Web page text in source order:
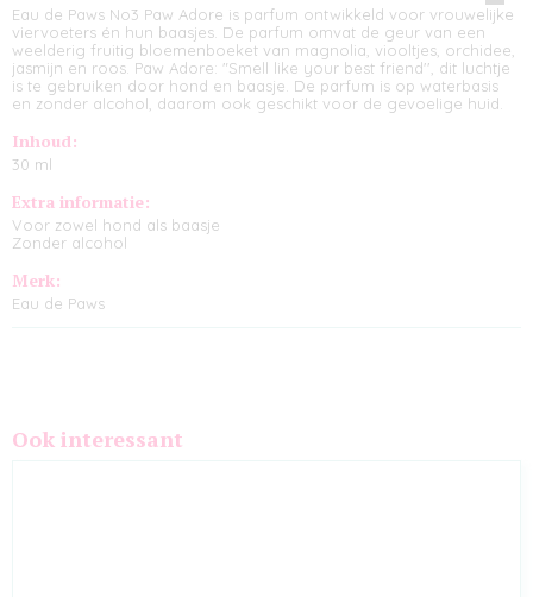
Eau de Paws No3 Paw Adore is parfum ontwikkeld voor vrouwelijke
viervoeters én hun baasjes. De parfum omvat de geur van een
weelderig fruitig bloemenboeket van magnolia, viooltjes, orchidee,
jasmijn en roos. Paw Adore: "Smell like your best friend'', dit luchtje
is te gebruiken door hond en baasje. De parfum is op waterbasis
en zonder alcohol, daarom ook geschikt voor de gevoelige huid.
Inhoud:
30 ml
Extra informatie:
Voor zowel hond als baasje
Zonder alcohol
Merk:
Eau de Paws
Ook interessant